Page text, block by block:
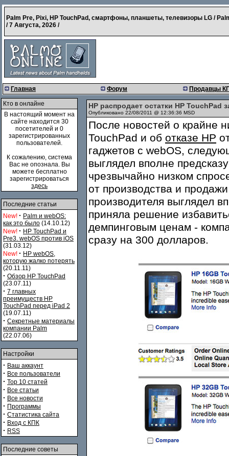
Palm Pre, Pixi, HP TouchPad, смартфоны, планшеты, телевизоры LG /
/7 Августа, 2026 /
Главная Форум Продавцы
Кто в онлайне
В настоящий момент на
сайте находится 30
посетителей и 0
зарегистрированных
пользователей.
К сожалению, система
Вас не опознала. Вы
можете бесплатно
зарегистрироваться
здесь
Последние статьи
New! · Palm и webOS:
как это было (14.10.12)
New! · HP TouchPad и
Pre3. webOS против iOS
(31.03.12)
New! · HP webOS,
которую жалко потерять
(20.11.11)
· Обзор HP TouchPad
(23.07.11)
· 7 главных
преимуществ HP
TouchPad перед iPad 2
(19.07.11)
· Секретные материалы
компании Palm
(22.07.06)
Настройки
· Ваш аккаунт
· Все пользователи
· Top 10 статей
· Все статьи
· Все новости
· Программы
· Статистика сайта
· Вход с КПК
· RSS
Последние советы
HP распродает остатки HP TouchPad
Опубликовано 22/08/2011 @ 12:36:36 MSD
После новостей о крайне
TouchPad и об отказе HP
гаджетов с webOS,
выглядел вполне
чрезвычайно низком
от производства и
производителя выглядел
приняла решение
демпинговым ценам -
сразу на 300 долларов.